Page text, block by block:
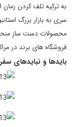
به ترکیه تلف کردن
سری به بازار بزرگ
محصولات دست ساز
فروشگاه های برند در
بایدها و نبایدهای